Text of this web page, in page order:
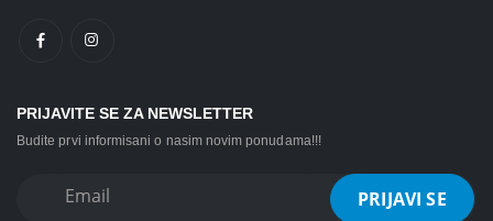
PRIJAVITE SE ZA NEWSLETTER
Budite prvi informisani o nasim novim ponudama!!!